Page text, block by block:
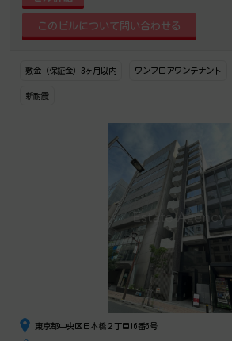
敷金（保証金）3ヶ月以内 ワンフロアワンテナント
新耐震
東京都中央区日本橋２丁目16番6号